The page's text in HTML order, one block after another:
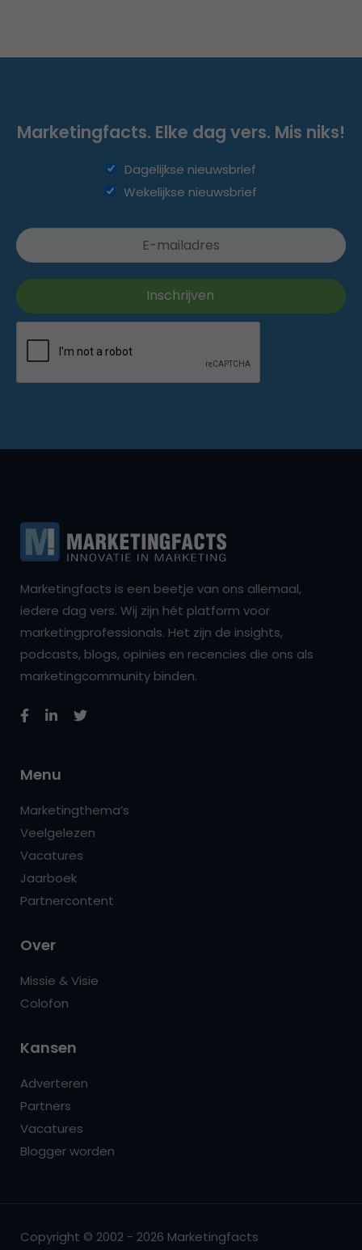
Marketingfacts. Elke dag vers. Mis niks!
Dagelijkse nieuwsbrief
Wekelijkse nieuwsbrief
Marketingfacts is een beetje van ons allemaal,
iedere dag vers. Wij zijn hét platform voor
marketingprofessionals. Het zijn de insights,
podcasts, blogs, opinies en recencies die ons als
marketingcommunity binden.
Menu
Marketingthema’s
Veelgelezen
Vacatures
Jaarboek
Partnercontent
Over
Missie & Visie
Colofon
Kansen
Adverteren
Partners
Vacatures
Blogger worden
Copyright © 2002 - 2026 Marketingfacts